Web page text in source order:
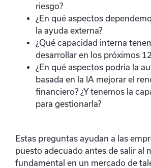
riesgo?
¿En qué aspectos
la ayuda externa?
¿Qué capacidad interna
desarrollar en los próximos
¿En qué aspectos podría la
basada en la IA mejorar el
financiero? ¿Y tenemos la
para gestionarla?
Estas preguntas ayudan a las
puesto adecuado antes de salir al
fundamental en un mercado de